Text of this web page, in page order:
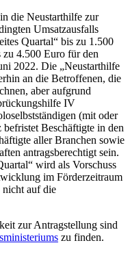
die Neustarthilfe zur
Umsatzausfalls
Quartal“ bis zu 1.500
4.500 Euro für den
2022. Die „Neustarthilfe
an die Betroffenen, die
aber aufgrund
IV
(mit oder
befristet Beschäftigte in den
aller Branchen sowie
antragsberechtigt sein.
wird als Vorschuss
im Förderzeitraum
auf die
zur Antragstellung sind
zu finden.